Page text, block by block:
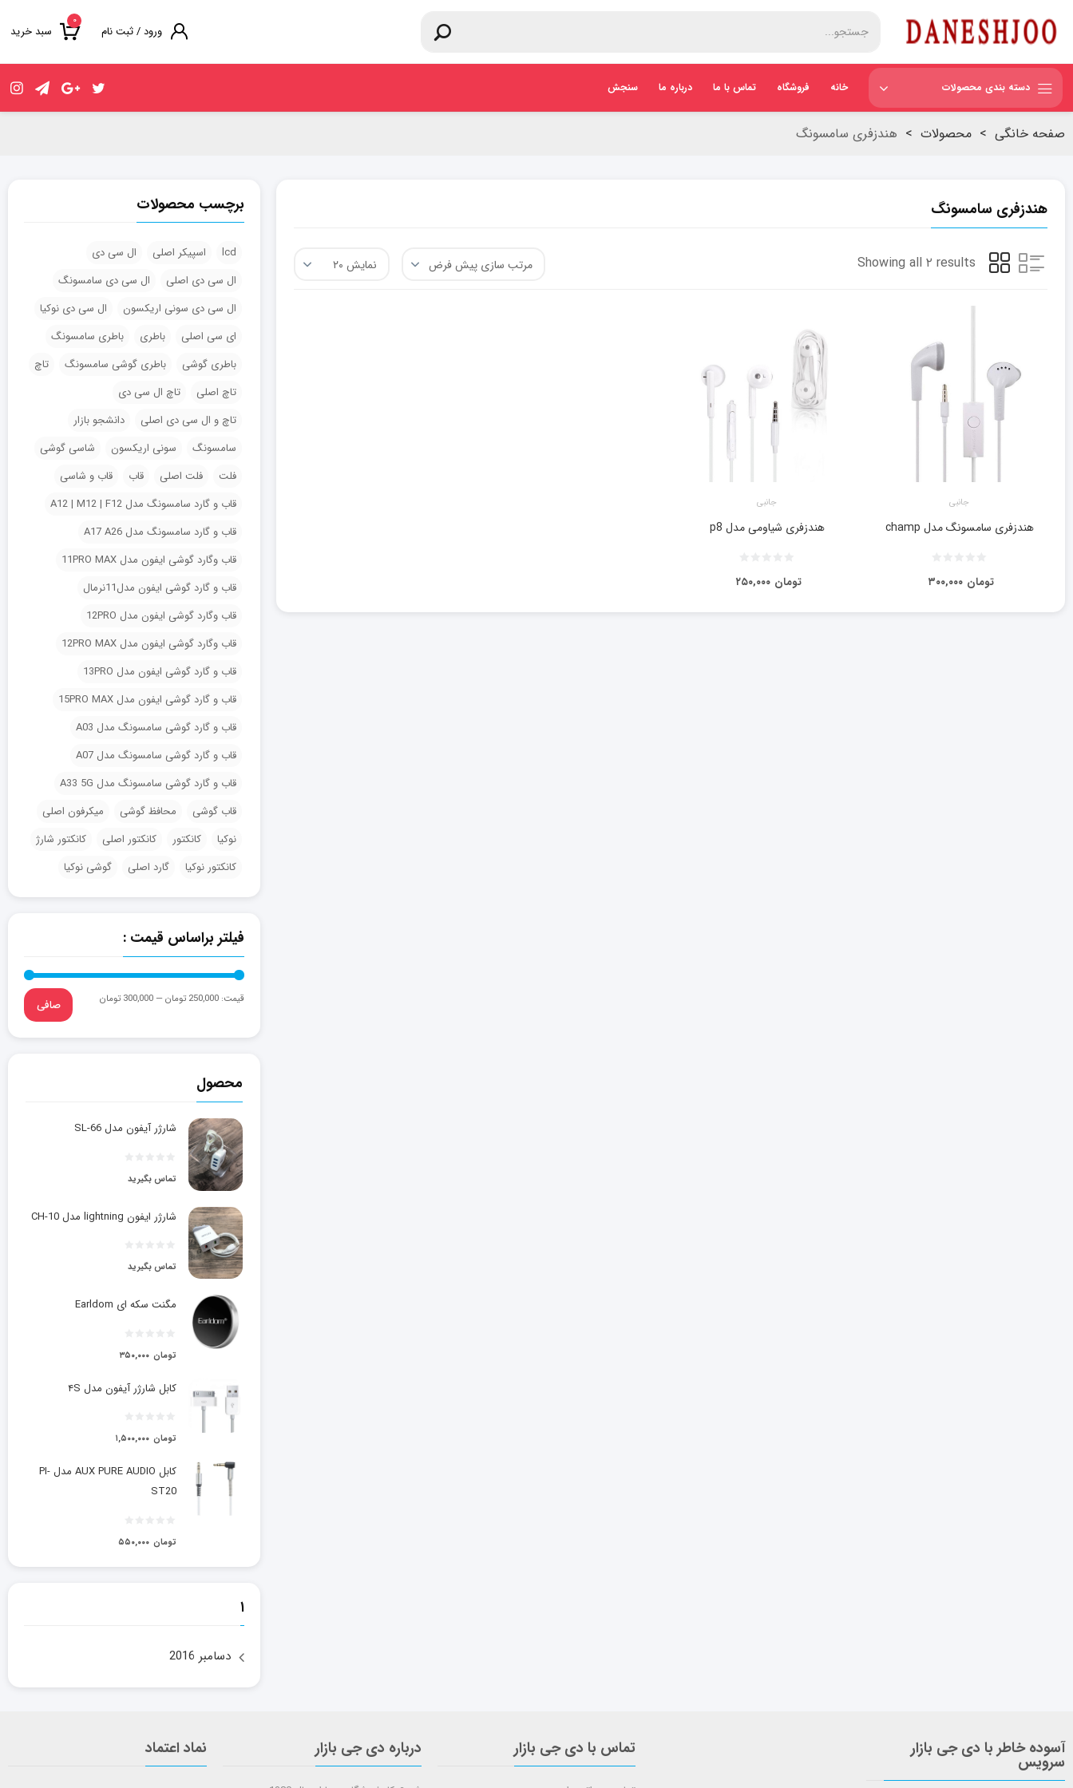
۰
سبد خرید ورود / ثبت نام
دسته بندی محصولات خانه فروشگاه تماس با ما درباره ما سنجش
صفحه خانگی > محصولات > هندزفری سامسونگ
هندزفری سامسونگ
Showing all ۲ results
جانبی
هندزفری سامسونگ مدل champ
۳۰۰,۰۰۰ تومان
جانبی
هندزفری شیاومی مدل p8
۲۵۰,۰۰۰ تومان
برچسب محصولات
lcd اسپیکر اصلی
ال سی دی
ال سی دی اصلی
ال سی دی سامسونگ
ال سی دی سونی اریکسون
ال سی دی نوکیا
ای سی اصلی
باطری
باطری سامسونگ
باطری گوشی
باطری گوشی سامسونگ
تاچ
تاچ اصلی
تاچ ال سی دی
تاچ و ال سی دی اصلی
دانشجو بازار
سامسونگ
سونی اریکسون
شاسی گوشی
فلت
فلت اصلی قاب
قاب و شاسی
قاب و گارد سامسونگ مدل A12 | M12 | F12
قاب و گارد سامسونگ مدل A17 A26
قاب وگارد گوشی ایفون مدل 11PRO MAX
قاب و گارد گوشی ایفون مدل11نرمال
قاب وگارد گوشی ایفون مدل 12PRO
قاب وگارد گوشی ایفون مدل 12PRO MAX
قاب و گارد گوشی ایفون مدل 13PRO
قاب و گارد گوشی ایفون مدل 15PRO MAX
قاب و گارد گوشی سامسونگ مدل A03
قاب و گارد گوشی سامسونگ مدل A07
قاب و گارد گوشی سامسونگ مدل A33 5G
قاب گوشی
محافظ گوشی
میکرفون اصلی
نوکیا
کانکتور کانکتور اصلی
کانکتور شارژ
کانکتور نوکیا
گارد اصلی گوشی نوکیا
فیلتر براساس قیمت :
صافی قيمت: 250,000 تومان —300,000 تومان
محصول
شارژر آیفون مدل SL-66
تماس بگیرید
شارژر ایفون lightning مدل CH-10
تماس بگیرید
مگنت سکه ای Earldom
۳۵۰,۰۰۰ تومان
کابل شارژر آیفون مدل ۴S
۱,۵۰۰,۰۰۰ تومان
کابل AUX PURE AUDIO مدل PI-
ST20
۵۵۰,۰۰۰ تومان
۱
دسامبر 2016
آسوده خاطر با دی جی بازار
سرویس
تماس با دی جی بازار درباره دی جی بازار نماد اعتماد